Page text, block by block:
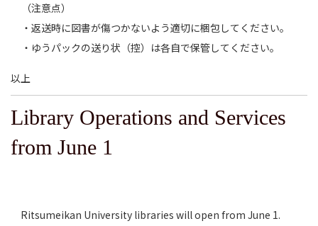
（注意点）
・返送時に図書が傷つかないよう適切に梱包してください。
・ゆうパックの送り状（控）は各自で保管してください。
以上
Library Operations and Services
from June 1
Ritsumeikan University libraries will open from June 1.